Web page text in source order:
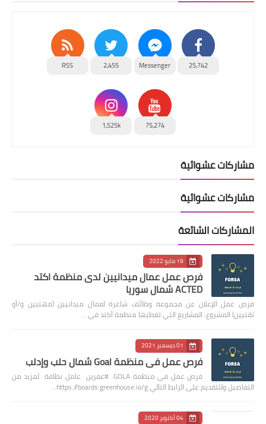
25,742
Messenger
2,455
RSS
75,274
1,525k
مشاركات عشوائية
مشاركات عشوائية
المشاركات الشائعة
19 مايو 2022
فرص عمل عمال ميدانيين لدى منظمة اكتد
ACTED شمال سوريا
فرص عمل الإعلان عن مجموعة وظائف شاغرة لعمال ميدانيين (مهنيين و/أو
تقنيين) المشروع: المشاريع التي تغطيها منظمة أكتد في …
01 ديسمبر 2021
فرص عمل في منظمة Goal شمال حلب وإدلب
فرص عمل في منظمة GOLA #عفرين عامل نظافة لمزيد من
التفاصيل وللتقديم على الرابط التالي https://boards.greenhouse.io/g…
04 أكتوبر 2020